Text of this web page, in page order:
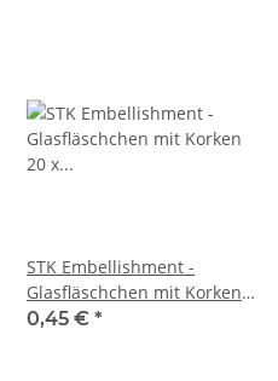
STK Embellishment -
Glasfläschchen mit Korken
20 x 75 mm
0,45 € *